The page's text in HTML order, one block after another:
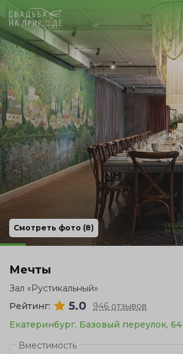
Екатеринбург
Свадьба
Смотреть фото (8)
Мечты
Зал «Рустикальный»
Рейтинг:
5.0
946 отзывов
Екатеринбург, Базовый переулок, 64
Вместимость